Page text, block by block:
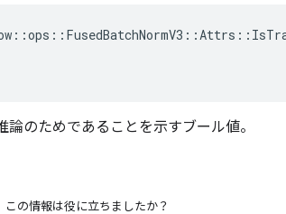
のためであることを示すブール値。
この情報は役に立ちましたか？